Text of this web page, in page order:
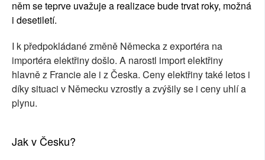
něm se teprve uvažuje a realizace bude trvat roky, možná
i desetiletí.
I k předpokládané změně Německa z exportéra na
importéra elektřiny došlo. A narostl import elektřiny
hlavně z Francie ale i z Česka. Ceny elektřiny také letos i
díky situaci v Německu vzrostly a zvýšily se i ceny uhlí a
plynu.
Jak v Česku?